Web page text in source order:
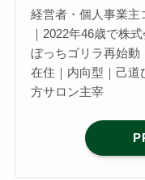
経営者・個人事業主
｜2022年46歳で株
ぼっちゴリラ再始動
在住｜内向型｜己道
方サロン主宰